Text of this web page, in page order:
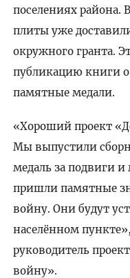
поселениях района.
плиты уже
окружного гранта.
публикацию книги
памятные медали.
«Хороший проект
Мы выпустили
медаль за подвиги и
пришли памятные
войну. Они будут
населённом
руководитель
войну».